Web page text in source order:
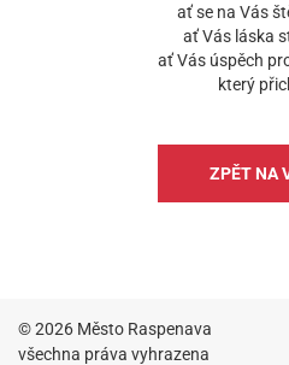
ať se na Vás
ať Vás láska
ať Vás úspěch
který
ZPĚT NA
© 2026 Město Raspenava
všechna práva vyhrazena